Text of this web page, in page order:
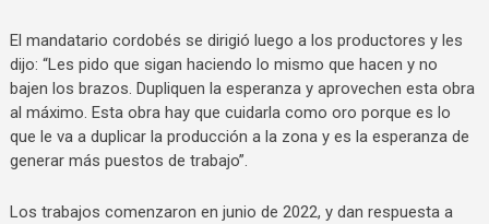
El mandatario cordobés se dirigió luego a los productores y les
dijo: “Les pido que sigan haciendo lo mismo que hacen y no
bajen los brazos. Dupliquen la esperanza y aprovechen esta obra
al máximo. Esta obra hay que cuidarla como oro porque es lo
que le va a duplicar la producción a la zona y es la esperanza de
generar más puestos de trabajo”.
Los trabajos comenzaron en junio de 2022, y dan respuesta a